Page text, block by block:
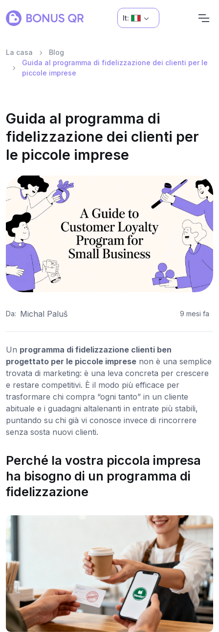
It:
La casa
Blog
Guida al programma di fidelizzazione dei clienti per le
piccole imprese
Guida al programma di
fidelizzazione dei clienti per
le piccole imprese
Da: Michal Paluš 9 mesi fa
Un programma di fidelizzazione clienti ben
progettato per le piccole imprese non è una semplice
trovata di marketing: è una leva concreta per crescere
e restare competitivi. È il modo più efficace per
trasformare chi compra “ogni tanto” in un cliente
abituale e i guadagni altalenanti in entrate più stabili,
puntando su chi già vi conosce invece di rincorrere
senza sosta nuovi clienti.
Perché la vostra piccola impresa
ha bisogno di un programma di
fidelizzazione